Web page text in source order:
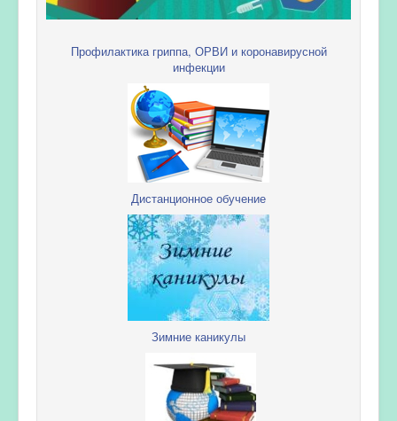
Профилактика гриппа, ОРВИ и коронавирусной
инфекции
Дистанционное обучение
Зимние каникулы